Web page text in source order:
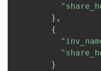
} ,
{
}